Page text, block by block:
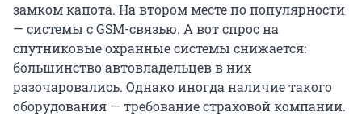
замком капота. На втором месте по популярности
— системы с GSM-связью. А вот спрос на
спутниковые охранные системы снижается:
большинство автовладельцев в них
разочаровались. Однако иногда наличие такого
оборудования — требование страховой компании.